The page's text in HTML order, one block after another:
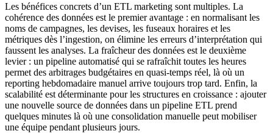
Les bénéfices concrets d’un ETL marketing sont multiples. La
cohérence des données est le premier avantage : en normalisant les
noms de campagnes, les devises, les fuseaux horaires et les
métriques dès l’ingestion, on élimine les erreurs d’interprétation qui
faussent les analyses. La fraîcheur des données est le deuxième
levier : un pipeline automatisé qui se rafraîchit toutes les heures
permet des arbitrages budgétaires en quasi-temps réel, là où un
reporting hebdomadaire manuel arrive toujours trop tard. Enfin, la
scalabilité est déterminante pour les structures en croissance : ajouter
une nouvelle source de données dans un pipeline ETL prend
quelques minutes là où une consolidation manuelle peut mobiliser
une équipe pendant plusieurs jours.